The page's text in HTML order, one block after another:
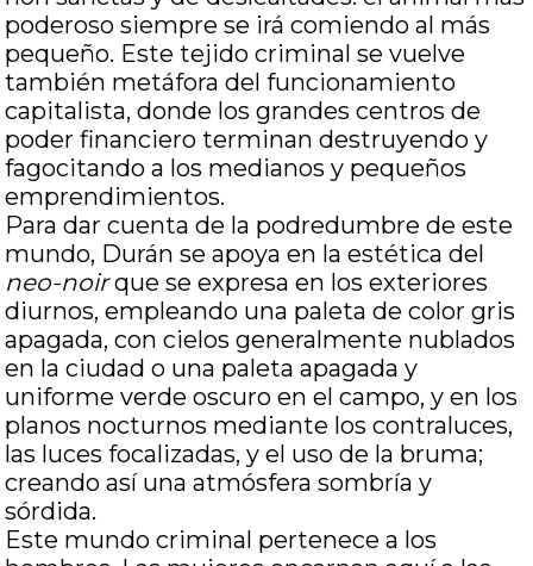
poderoso siempre se irá comiendo al más
pequeño. Este tejido criminal se vuelve
también metáfora del funcionamiento
capitalista, donde los grandes centros de
poder financiero terminan destruyendo y
fagocitando a los medianos y pequeños
emprendimientos.
Para dar cuenta de la podredumbre de este
mundo, Durán se apoya en la estética del
neo-noirque se expresa en los exteriores
diurnos, empleando una paleta de color gris
apagada, con cielos generalmente nublados
en la ciudad o una paleta apagada y
uniforme verde oscuro en el campo, y en los
planos nocturnos mediante los contraluces,
las luces focalizadas, y el uso de la bruma;
creando así una atmósfera sombría y
sórdida.
Este mundo criminal pertenece a los